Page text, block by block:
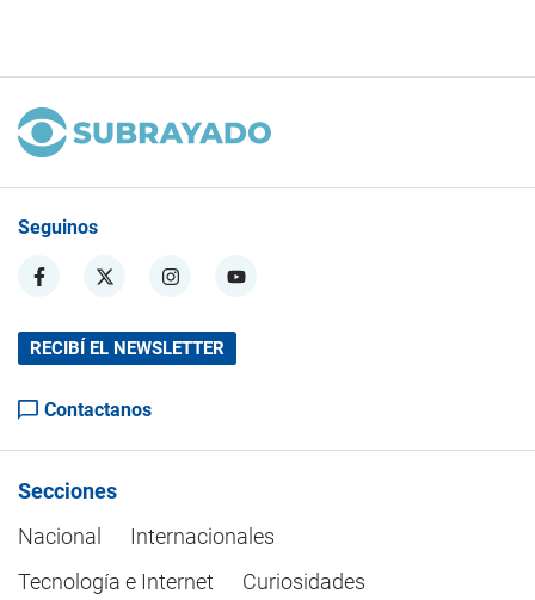
Seguinos
RECIBÍ EL NEWSLETTER
Contactanos
Secciones
Nacional
Internacionales
Tecnología e Internet
Curiosidades